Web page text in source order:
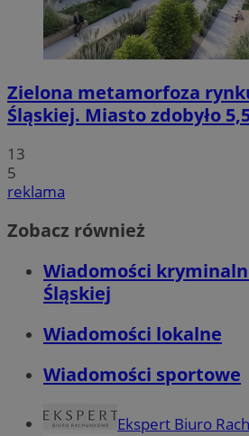
Zielona metamorfoza
Śląskiej. Miasto zdobyło
13
5
reklama
Zobacz również
Wiadomości
Śląskiej
Wiadomości lokalne
Wiadomości sportowe
Ekspert Biuro